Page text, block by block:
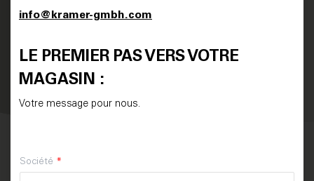
LE PREMIER PAS VERS VOTRE
MAGASIN :
Votre message pour nous.
Société *
info@kramer-gmbh.com